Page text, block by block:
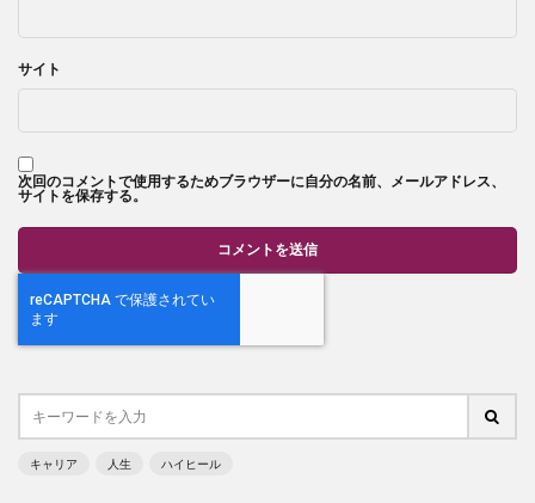
サイト
次回のコメントで使用するためブラウザーに自分の名前、メールアドレス、
サイトを保存する。
キャリア 人生 ハイヒール